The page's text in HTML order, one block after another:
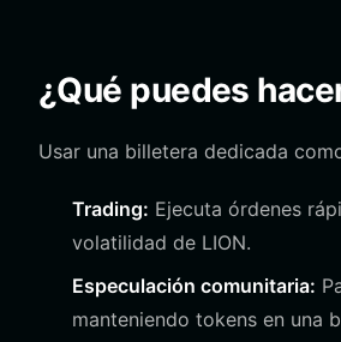
¿Qué puedes
Usar una billetera dedicada
Trading: Ejecuta órdenes
volatilidad de LION.
Especulación comunitaria:
manteniendo tokens en una